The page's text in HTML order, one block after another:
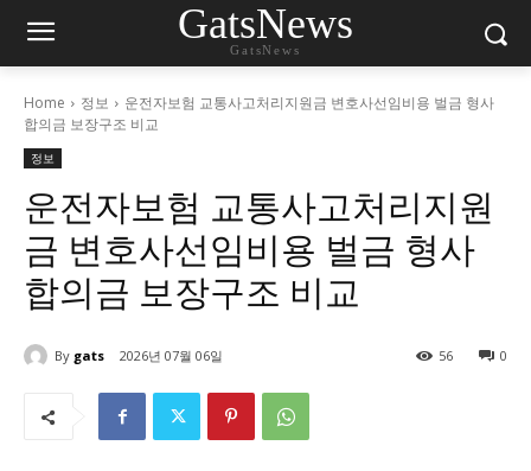
GatsNews
GatsNews
Home 정보
운전자보험 교통사고처리지원금 변호사선임비용 벌금 형사
합의금 보장구조 비교
정보
운전자보험 교통사고처리지원
금 변호사선임비용 벌금 형사
합의금 보장구조 비교
By gats 2026년 07월 06일 0
56